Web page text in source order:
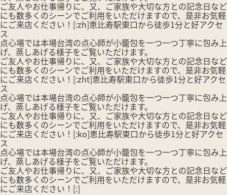
ご友人やお仕事帰りに、又、ご家族や大切な方との記念日など
にも数多くのシーンでご利用をいただけますので、是非お気軽
にご来店ください！[:zh]恵比寿駅東口から徒歩1分と好アクセ
ス
点心場では本場台湾の点心師が小籠包を一つ一つ丁寧に包み上
げ、蒸しあげる様子をご覧いただけます。
ご友人やお仕事帰りに、又、ご家族や大切な方との記念日など
にも数多くのシーンでご利用をいただけますので、是非お気軽
にご来店ください！[:zht]恵比寿駅東口から徒歩1分と好アクセ
ス
点心場では本場台湾の点心師が小籠包を一つ一つ丁寧に包み上
げ、蒸しあげる様子をご覧いただけます。
ご友人やお仕事帰りに、又、ご家族や大切な方との記念日など
にも数多くのシーンでご利用をいただけますので、是非お気軽
にご来店ください！[:ko]恵比寿駅東口から徒歩1分と好アクセ
ス
点心場では本場台湾の点心師が小籠包を一つ一つ丁寧に包み上
げ、蒸しあげる様子をご覧いただけます。
ご友人やお仕事帰りに、又、ご家族や大切な方との記念日など
にも数多くのシーンでご利用をいただけますので、是非お気軽
にご来店ください！[:]